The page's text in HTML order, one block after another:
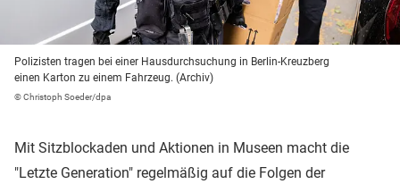
Polizisten tragen bei einer Hausdurchsuchung in Berlin-Kreuzberg
einen Karton zu einem Fahrzeug. (Archiv)
© Christoph Soeder/dpa
Mit Sitzblockaden und Aktionen in Museen macht die
"Letzte Generation" regelmäßig auf die Folgen der